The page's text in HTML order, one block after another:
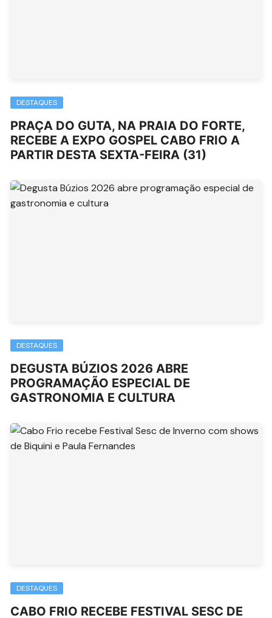
DESTAQUES
PRAÇA DO GUTA, NA PRAIA DO FORTE,
RECEBE A EXPO GOSPEL CABO FRIO A
PARTIR DESTA SEXTA-FEIRA (31)
DESTAQUES
DEGUSTA BÚZIOS 2026 ABRE
PROGRAMAÇÃO ESPECIAL DE
GASTRONOMIA E CULTURA
DESTAQUES
CABO FRIO RECEBE FESTIVAL SESC DE